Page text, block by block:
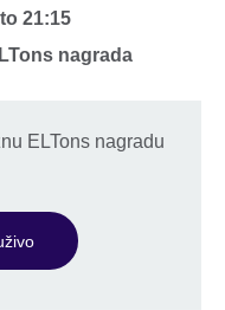
to21:15
nagrada
ELTons nagradu